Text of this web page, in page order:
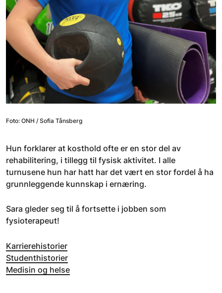
Foto: ONH / Sofia Tånsberg
Hun forklarer at kosthold ofte er en stor del av
rehabilitering, i tillegg til fysisk aktivitet. I alle
turnusene hun har hatt har det vært en stor fordel å ha
grunnleggende kunnskap i ernæring.
Sara gleder seg til å fortsette i jobben som
fysioterapeut!
Karrierehistorier
Studenthistorier
Medisin og helse